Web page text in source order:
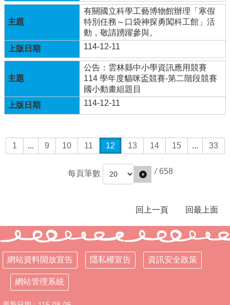
開
放
宣
隱
權
告
安
全
理
系
有關國立科學工藝博物館辦理「寒假
特別任務～口袋神探勇闖科工館」活
動，敬請踴躍參與。
114-12-11
公告：雲林縣中小學資訊應用競賽
114 學年度貓咪盃競賽-第二階段競賽
國小動畫組題目
114-12-11
1 ... 9 10 11 12 13 14 15 ... 33
每頁筆數 / 658
回上一頁 回最上面
網站資料開放宣告 隱私權宣告 資訊安全政策
網站管理系統